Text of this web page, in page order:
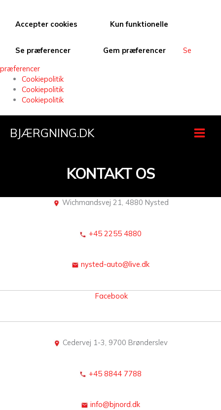
Accepter cookies Kun funktionelle
Se præferencer Gem præferencer
Se
præferencer
Cookiepolitik
Cookiepolitik
Cookiepolitik
BJÆRGNING.DK
KONTAKT OS
Wichmandsvej 21, 4880 Nysted
+45 2255 4880
nysted-auto@live.dk
Facebook
Cedervej 1-3, 9700 Brønderslev
+45 8844 7788
info@bjnord.dk